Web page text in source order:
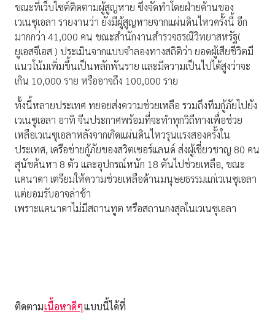
ขณะที่เว็บไซต์ติดตามผู้สูญหาย ซึ่งจัดทำโดยฝ่ายค้านของ
เวเนซุเอลา รายงานว่า ยังมีผู้สูญหายจากแผ่นดินไหวครั้งนี้ อีก
มากกว่า 41,000 คน ขณะสำนักงานสำรวจธรณีวิทยาสหรัฐ(
ยูเอสจีเอส ) ประเมินจากแบบจำลองทางสถิติว่า ยอดผู้เสียชีวิตมี
แนวโน้มเพิ่มขึ้นเป็นหลักพันราย และมีความเป็นไปได้สูงว่าจะ
เกิน 10,000 ราย หรืออาจถึง 100,000 ราย
ทั้งนี้หลายประเทศ ทยอยส่งความช่วยเหลือ รวมถึงทีมกู้ภัยไปยัง
เวเนซูเอลา อาทิ จีนประกาศพร้อมที่จะทำทุกวิถีทางเพื่อช่วย
เหลือเวเนซุเอลาหลังจากเกิดแผ่นดินไหวรุนแรงสองครั้งใน
ประเทศ, เครือข่ายกู้ภัยของสวิตเซอร์แลนด์ ส่งผู้เชี่ยวชาญ 80 คน
สุนัขค้นหา 8 ตัว และอุปกรณ์หนัก 18 ตันไปช่วยเหลือ, ขณะ
แคนาดา เตรียมให้ความช่วยเหลือด้านมนุษยธรรมแก่เวเนซุเอลา
แต่ยอมรับอาจล่าช้า
เพราะแคนาดาไม่มีสถานทูต หรือสถานกงสุลในเวเนซุเอลา
ติดตามเนื้อหาดีๆแบบนี้ได้ที่